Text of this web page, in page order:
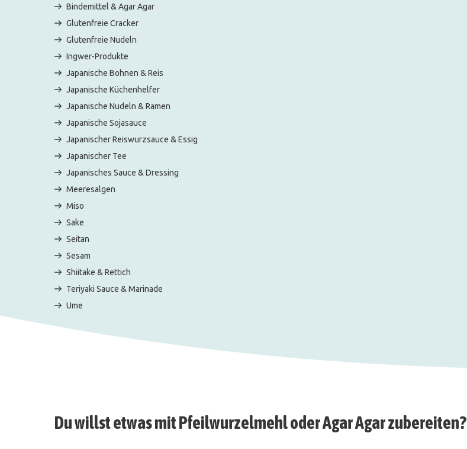
Bindemittel & Agar Agar
Glutenfreie Cracker
Glutenfreie Nudeln
Ingwer-Produkte
Japanische Bohnen & Reis
Japanische Küchenhelfer
Japanische Nudeln & Ramen
Japanische Sojasauce
Japanischer Reiswurzsauce & Essig
Japanischer Tee
Japanisches Sauce & Dressing
Meeresalgen
Miso
Sake
Seitan
Sesam
Shiitake & Rettich
Teriyaki Sauce & Marinade
Ume
Du willst etwas mit Pfeilwurzelmehl oder Agar Agar zubereiten?